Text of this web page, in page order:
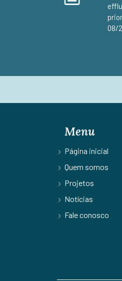
08/
Menu
Página inicial
Quem somos
Projetos
Notícias
Fale conosco